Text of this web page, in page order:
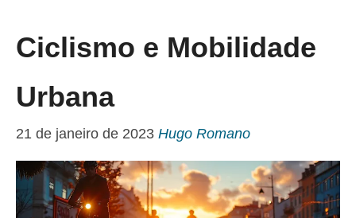
Ciclismo e Mobilidade
Urbana
21 de janeiro de 2023 Hugo Romano